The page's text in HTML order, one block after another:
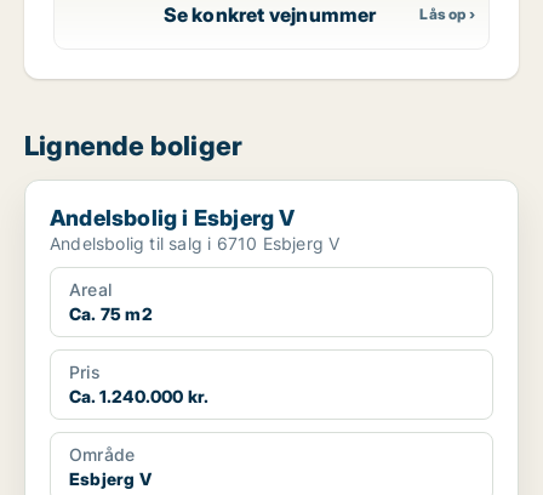
Se konkret vejnummer
Lignende boliger
Andelsbolig i Esbjerg V
Andelsbolig i Esbjerg V
Andelsbolig til salg i 6710 Esbjerg V
Areal
Ca. 75 m2
Pris
Ca. 1.240.000 kr.
Område
Esbjerg V